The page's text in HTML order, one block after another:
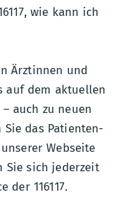
wie kann ich
Ärztinnen und
auf dem aktuellen
auch zu neuen
Sie das Patienten-
Webseite
Sie sich jederzeit
der 116117.